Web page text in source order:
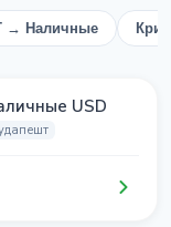
→ Наличные
USD